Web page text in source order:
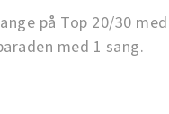
på Top 20/30
med 1 sang.